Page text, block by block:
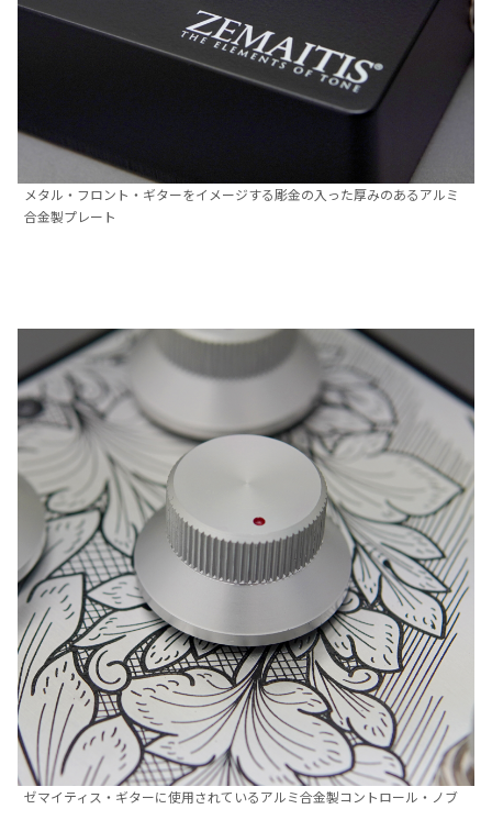
メタル・フロント・ギターをイメージする彫金の入った厚みのあるアルミ
合金製プレート
ゼマイティス・ギターに使用されているアルミ合金製コントロール・ノブ